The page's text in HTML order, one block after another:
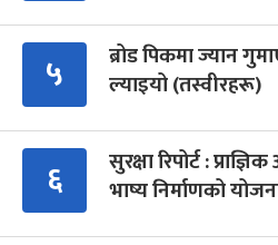
५
ब्रोड पिकमा ज्यान
ल्याइयो (तस्वीरहरू)
६
सुरक्षा रिपोर्ट :
भाष्य निर्माणको